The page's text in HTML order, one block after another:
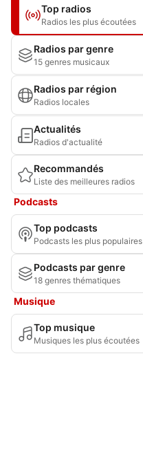
Top radios
Radios les plus écoutées
Radios par genre
15 genres musicaux
Radios par région
Radios locales
Actualités
Radios d'actualité
Recommandés
Liste des meilleures radios
Podcasts
Top podcasts
Podcasts les plus populaires
Podcasts par genre
18 genres thématiques
Musique
Top musique
Musiques les plus écoutées